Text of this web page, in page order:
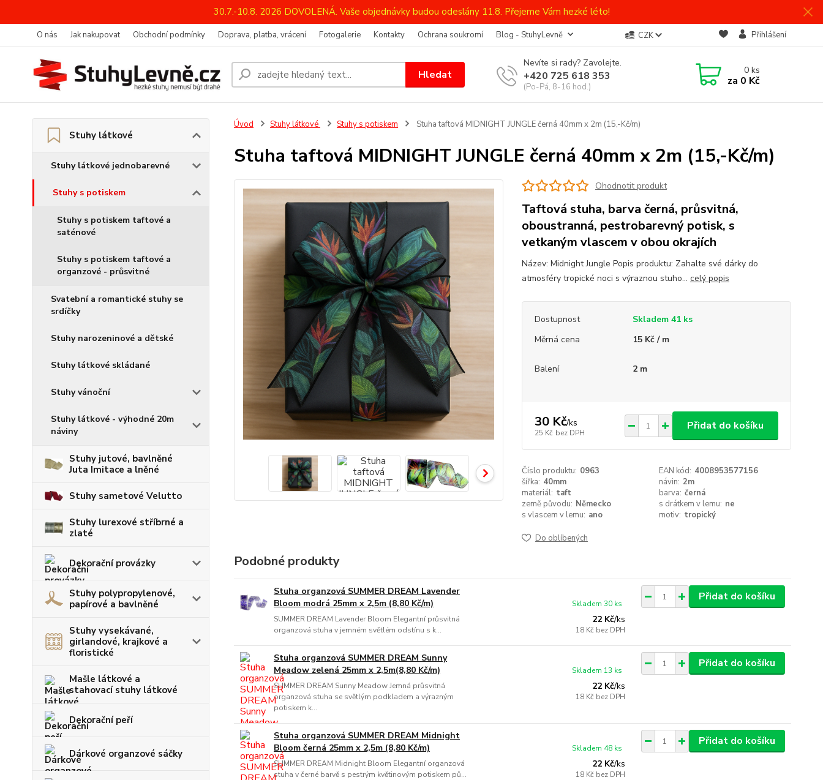
30.7.-10.8. 2026 DOVOLENÁ. Vaše objednávky budou odeslány 11.8. Přejeme Vám hezké léto!
O nás Jak nakupovat Obchodní podmínky Doprava, platba, vrácení Fotogalerie Kontakty Ochrana soukromí Blog - StuhyLevně CZK Přihlášení
Hledat
Nevíte si rady? Zavolejte.
+420 725 618 353
(Po-Pá, 8-16 hod.)
0ks
za 0 Kč
Stuhy látkové
Stuhy látkové jednobarevné
Stuhy s potiskem
Stuhy s potiskem taftové a
saténové
Stuhy s potiskem taftové a
organzové - průsvitné
Svatební a romantické stuhy se
srdíčky
Stuhy narozeninové a dětské
Stuhy látkové skládané
Stuhy vánoční
Stuhy látkové - výhodné 20m
náviny
Stuhy jutové, bavlněné
Juta Imitace a lněné
Stuhy sametové Velutto
Stuhy lurexové stříbrné a
zlaté
Dekorační provázky
Stuhy polypropylenové,
papírové a bavlněné
Stuhy vysekávané,
girlandové, krajkové a
floristické
Mašle látkové a
stahovací stuhy látkové
Dekorační peří
Dárkové organzové sáčky
Úvod Stuhy látkové Stuhy s potiskem Stuha taftová MIDNIGHT JUNGLE černá 40mm x 2m (15,-Kč/m)
Stuha taftová MIDNIGHT JUNGLE černá 40mm x 2m (15,-Kč/m)
Ohodnotit produkt
Taftová stuha, barva černá, průsvitná,
oboustranná, pestrobarevný potisk, s
vetkaným vlascem v obou okrajích
Název: Midnight Jungle Popis produktu: Zahalte své dárky do
atmosféry tropické noci s výraznou stuho... celý popis
Dostupnost
Skladem 41 ks
Měrná cena
15 Kč / m
Balení 2 m
30 Kč/ks
25 Kč bez DPH
Přidat do košíku
Číslo produktu: 0963 EAN kód: 4008953577156
šířka: 40mm návin: 2m
materiál: taft barva: černá
země původu: Německo s drátkem v lemu: ne
s vlascem v lemu: ano motiv: tropický
Do oblíbených
Podobné produkty
Stuha organzová SUMMER DREAM Lavender
Bloom modrá 25mm x 2,5m (8,80 Kč/m)
SUMMER DREAM Lavender Bloom Elegantní průsvitná
organzová stuha v jemném světlém odstínu s k...
22 Kč/ks
18 Kč bez DPH
Skladem 30 ks
Přidat do košíku
Stuha organzová SUMMER DREAM Sunny
Meadow zelená 25mm x 2,5m(8,80 Kč/m)
SUMMER DREAM Sunny Meadow Jemná průsvitná
organzová stuha se světlým podkladem a výrazným
potiskem k...
22 Kč/ks
18 Kč bez DPH
Skladem 13 ks
Přidat do košíku
Stuha organzová SUMMER DREAM Midnight
Bloom černá 25mm x 2,5m (8,80 Kč/m)
SUMMER DREAM Midnight Bloom Elegantní organzová
stuha v černé barvě s pestrým květinovým potiskem pů...
22 Kč/ks
18 Kč bez DPH
Skladem 48 ks
Přidat do košíku